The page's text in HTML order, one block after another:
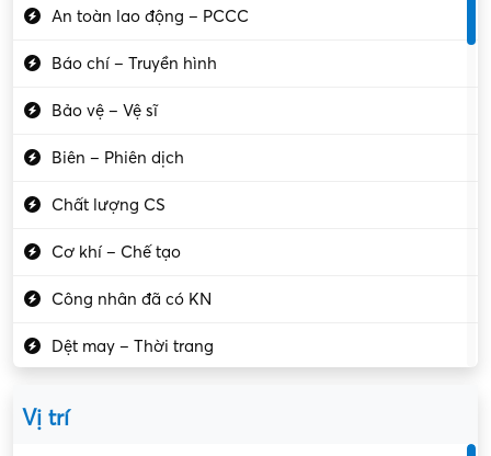
An toàn lao động – PCCC
Báo chí – Truyền hình
Bảo vệ – Vệ sĩ
Biên – Phiên dịch
Chất lượng CS
Cơ khí – Chế tạo
Công nhân đã có KN
Dệt may – Thời trang
Vị trí